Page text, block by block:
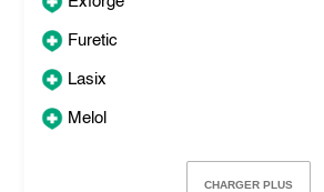
Furetic
Lasix
Melol
CHARGER PLUS